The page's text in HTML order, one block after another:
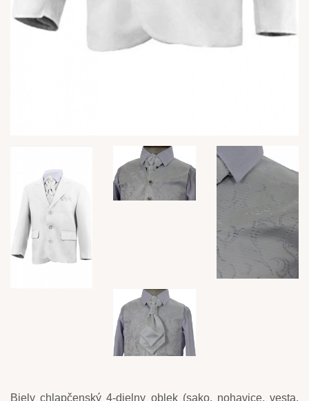
Biely chlapčenský 4-dielny oblek (sako, nohavice, vesta,